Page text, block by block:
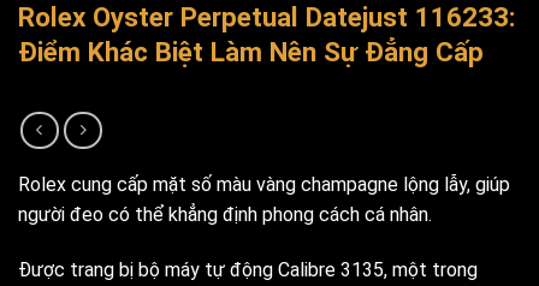
Rolex Oyster Perpetual Datejust 116233:
Điểm Khác Biệt Làm Nên Sự Đẳng Cấp
Rolex cung cấp mặt số màu vàng champagne lộng lẫy, giúp
người đeo có thể khẳng định phong cách cá nhân.
Được trang bị bộ máy tự động Calibre 3135, một trong